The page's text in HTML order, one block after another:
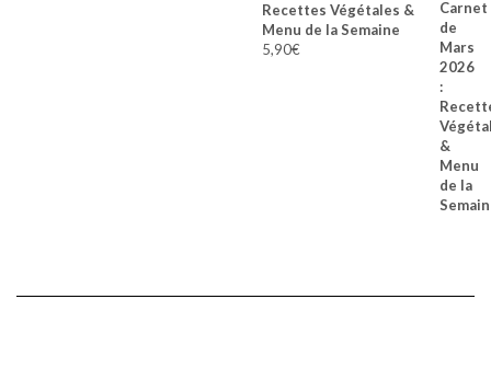
Recettes Végétales &
Menu de la Semaine
5,90€